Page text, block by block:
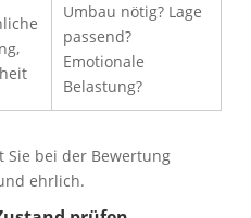
Umbau nötig? Lage
passend?
Emotionale
Belastung?
Sie bei der Bewertung
ehrlich.